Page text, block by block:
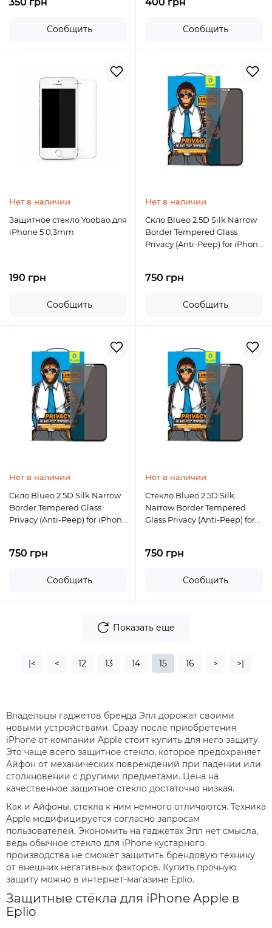
350 грн
Сообщить
400 грн
Сообщить
Нет в наличии
Защитное стекло Yoobao для
iPhone 5 0,3mm
190 грн
Сообщить
Нет в наличии
Скло Blueo 2.5D Silk Narrow
Border Tempered Glass
Privacy (Anti-Peep) for iPhone
750 грн
Сообщить
Нет в наличии
Скло Blueo 2.5D Silk Narrow
Border Tempered Glass
Privacy (Anti-Peep) for iPhone
750 грн
Сообщить
Нет в наличии
Стекло Blueo 2.5D Silk
Narrow Border Tempered
Glass Privacy (Anti-Peep) for
750 грн
Сообщить
Показать еще
|< < 12 13 14 15 16 > >|
Владельцы гаджетов бренда Эпл дорожат своими
новыми устройствами. Сразу после приобретения
iPhone от компании Apple стоит купить для него защиту.
Это чаще всего защитное стекло, которое предохраняет
Айфон от механических повреждений при падении или
столкновении с другими предметами. Цена на
качественное защитное стекло достаточно низкая.
Как и Айфоны, стекла к ним немного отличаются. Техника
Apple модифицируется согласно запросам
пользователей. Экономить на гаджетах Эпл нет смысла,
ведь обычное стекло для iPhone кустарного
производства не сможет защитить брендовую технику
от внешних негативных факторов. Купить прочную
защиту можно в интернет-магазине Eplio.
Защитные стёкла для iPhone Apple в
Eplio